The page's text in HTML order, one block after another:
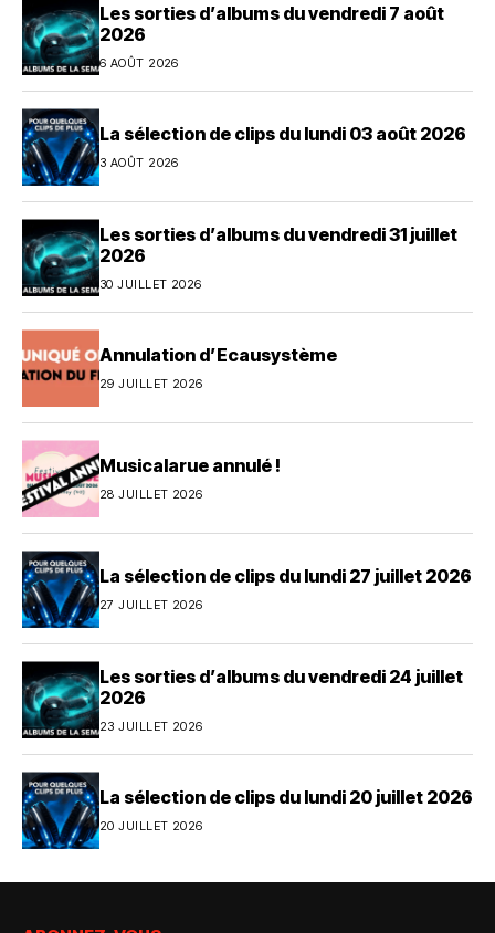
Les sorties d’albums du vendredi 7 août
2026
6 AOÛT 2026
La sélection de clips du lundi 03 août 2026
3 AOÛT 2026
Les sorties d’albums du vendredi 31 juillet
2026
30 JUILLET 2026
Annulation d’Ecausystème
29 JUILLET 2026
Musicalarue annulé !
28 JUILLET 2026
La sélection de clips du lundi 27 juillet 2026
27 JUILLET 2026
Les sorties d’albums du vendredi 24 juillet
2026
23 JUILLET 2026
La sélection de clips du lundi 20 juillet 2026
20 JUILLET 2026